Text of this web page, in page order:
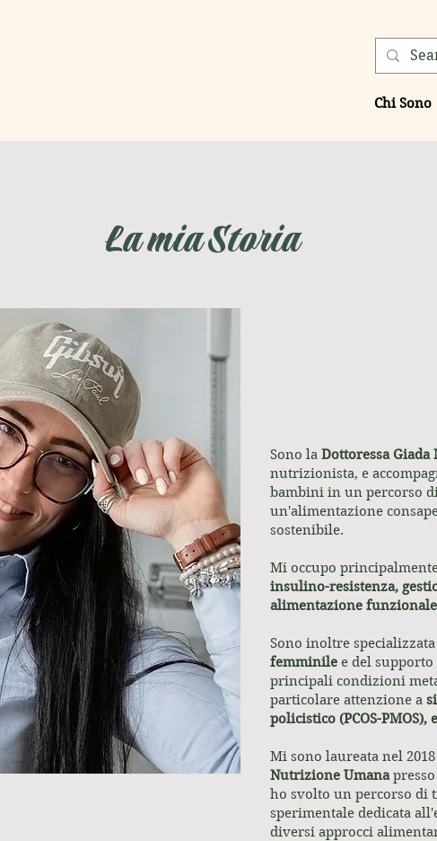
Chi Sono
La mia Storia
Sono la Dottoressa Giada
nutrizionista, e
bambini in un percorso
un'alimentazione
sostenibile.
Mi occupo
insulino-resistenza,
alimentazione
Sono inoltre
femminile e del
principali condizioni
particolare attenzione a
policistico (PCOS-
Mi sono laureata nel
Nutrizione Umana
ho svolto un percorso di
sperimentale dedicata
diversi approcci